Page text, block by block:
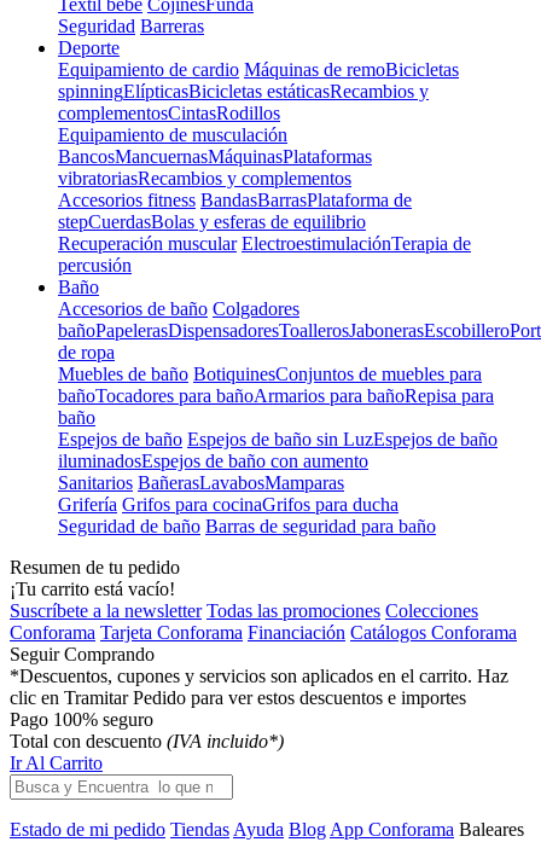
Textil bebé CojinesFunda
Seguridad Barreras
Deporte
Equipamiento de cardio Máquinas de remoBicicletas
spinningElípticasBicicletas estáticasRecambios y
complementosCintasRodillos
Equipamiento de musculación
BancosMancuernasMáquinasPlataformas
vibratoriasRecambios y complementos
Accesorios fitness BandasBarrasPlataforma de
stepCuerdasBolas y esferas de equilibrio
Recuperación muscular ElectroestimulaciónTerapia de
percusión
Baño
Accesorios de baño Colgadores
bañoPapelerasDispensadoresToallerosJabonerasEscobillero
de ropa
Muebles de baño BotiquinesConjuntos de muebles para
bañoTocadores para bañoArmarios para bañoRepisa para
baño
Espejos de baño Espejos de baño sin LuzEspejos de baño
iluminadosEspejos de baño con aumento
Sanitarios BañerasLavabosMamparas
Grifería Grifos para cocinaGrifos para ducha
Seguridad de baño Barras de seguridad para baño
Resumen de tu pedido
¡Tu carrito está vacío!
Suscríbete a la newsletter Todas las promociones Colecciones
Conforama Tarjeta Conforama Financiación Catálogos Conforama
Seguir Comprando
*Descuentos, cupones y servicios son aplicados en el carrito. Haz
clic en Tramitar Pedido para ver estos descuentos e importes
Pago 100% seguro
Total con descuento (IVA incluido*)
Ir Al Carrito
Estado de mi pedido Tiendas Ayuda Blog App Conforama Baleares